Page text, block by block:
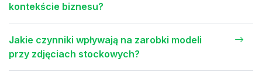
kontekście biznesu?
Jakie czynniki wpływają na zarobki modeli
przy zdjęciach stockowych?